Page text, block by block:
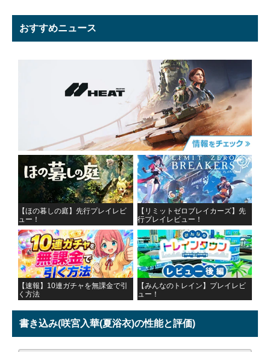
おすすめニュース
【ほの暮しの庭】先行プレイレビ
ュー！
【リミットゼロブレイカーズ】先
行プレイレビュー！
【速報】10連ガチャを無課金で引
く方法
【みんなのトレイン】プレイレビ
ュー！
書き込み(咲宮入華(夏浴衣)の性能と評価)